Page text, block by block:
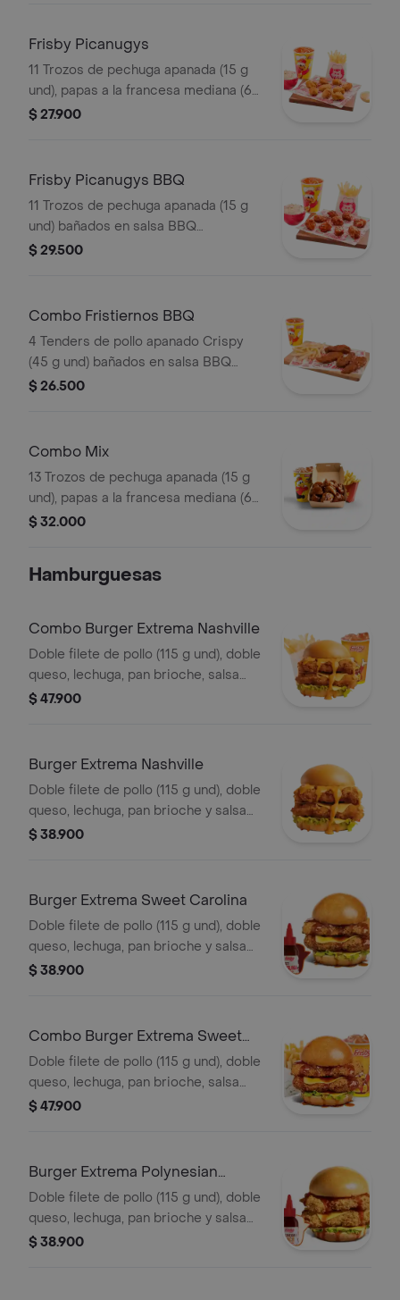
Frisby Picanugys
11 Trozos de pechuga apanada (15 g
und), papas a la francesa mediana (60
g), ensalada de repollo personal (145
$ 27.900
Frisby Picanugys BBQ
11 Trozos de pechuga apanada (15 g
und) bañados en salsa BBQ
ligeramente picante, papas a la
(325 ml)
$ 29.500
Combo Fristiernos BBQ
4 Tenders de pollo apanado Crispy
(45 g und) bañados en salsa BBQ
ligeramente picante, papas a la
$ 26.500
Combo Mix
13 Trozos de pechuga apanada (15 g
und), papas a la francesa mediana (60
g) y gaseosa (325 ml)
$ 32.000
Hamburguesas
Combo Burger Extrema Nashville
Doble filete de pollo (115 g und), doble
queso, lechuga, pan brioche, salsa
picante estilo Nashville, francesa
$ 47.900
Burger Extrema Nashville
Doble filete de pollo (115 g und), doble
queso, lechuga, pan brioche y salsa
picante estilo Nashville
$ 38.900
Burger Extrema Sweet Carolina
Doble filete de pollo (115 g und), doble
queso, lechuga, pan brioche y salsa
sweet Carolina
$ 38.900
Combo Burger Extrema Sweet
Carolina
Doble filete de pollo (115 g und), doble
queso, lechuga, pan brioche, salsa
sweet Carolina,francesa mediana (60
$ 47.900
Burger Extrema Polynesian
Beach
Doble filete de pollo (115 g und), doble
queso, lechuga, pan brioche y salsa
Polynesian beach
$ 38.900